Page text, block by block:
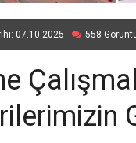
07.10.2025 558